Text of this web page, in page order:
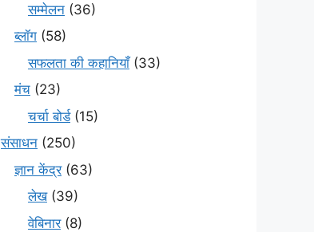
सम्मेलन (36)
ब्लॉग (58)
सफलता की कहानियाँ(33)
मंच (23)
चर्चा बोर्ड(15)
संसाधन (250)
ज्ञान केंद्र(63)
लेख(39)
वेबिनार(8)